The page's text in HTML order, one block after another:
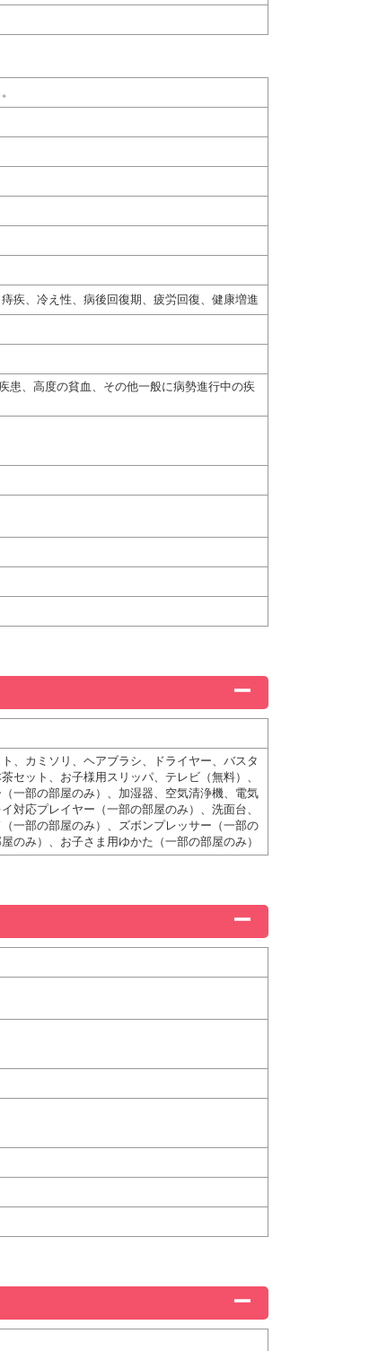
疾、冷え性、病後回復期、疲労回復、健康増進
患、高度の貧血、その他一般に病勢進行中の疾
、カミソリ、ヘアブラシ、ドライヤー、バスタ
セット、お子様用スリッパ、テレビ（無料）、
一部の部屋のみ）、加湿器、空気清浄機、電気
対応プレイヤー（一部の部屋のみ）、洗面台、
一部の部屋のみ）、ズボンプレッサー（一部の
のみ）、お子さま用ゆかた（一部の部屋のみ）